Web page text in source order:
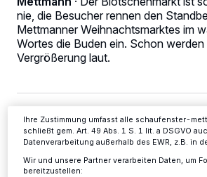
nie, die Besucher rennen den
Mettmanner Weihnachtsmarktes im
Wortes die Buden ein. Schon
Vergrößerung laut.
10.12.2014 , 09:03 Uhr 2 Minuten
Tracking-Technologien für die unter „Wir und
verarbeiten Daten, um Ihnen Dienste
Zwecke. Wenn Tracker deaktiviert sind, sind
Anzeigen möglicherweise nicht mehr so
dieses Menü jederzeit wieder aufrufen, um Ihre
Ihre Zustimmung umfasst alle schaufenster-
schließt gem. Art. 49 Abs. 1 S. 1 lit. a DSGVO
Datenverarbeitung außerhalb des EWR, z.B. in
Wir und unsere Partner verarbeiten Daten, um
bereitzustellen: